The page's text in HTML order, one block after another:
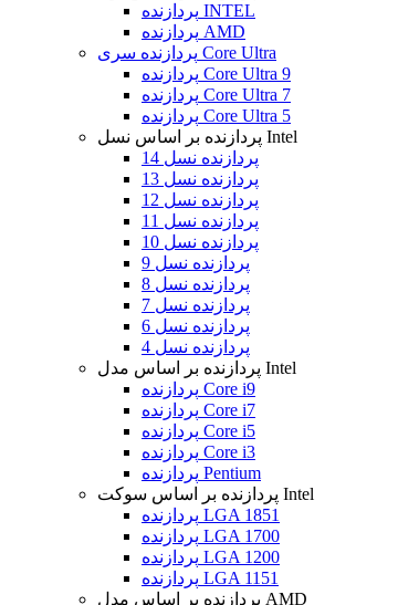
پردازنده INTEL
پردازنده AMD
پردازنده سری Core Ultra
پردازنده Core Ultra 9
پردازنده Core Ultra 7
پردازنده Core Ultra 5
پردازنده بر اساس نسل Intel
پردازنده نسل 14
پردازنده نسل 13
پردازنده نسل 12
پردازنده نسل 11
پردازنده نسل 10
پردازنده نسل 9
پردازنده نسل 8
پردازنده نسل 7
پردازنده نسل 6
پردازنده نسل 4
پردازنده بر اساس مدل Intel
پردازنده Core i9
پردازنده Core i7
پردازنده Core i5
پردازنده Core i3
پردازنده Pentium
پردازنده بر اساس سوکت Intel
پردازنده LGA 1851
پردازنده LGA 1700
پردازنده LGA 1200
پردازنده LGA 1151
پردازنده بر اساس مدل AMD